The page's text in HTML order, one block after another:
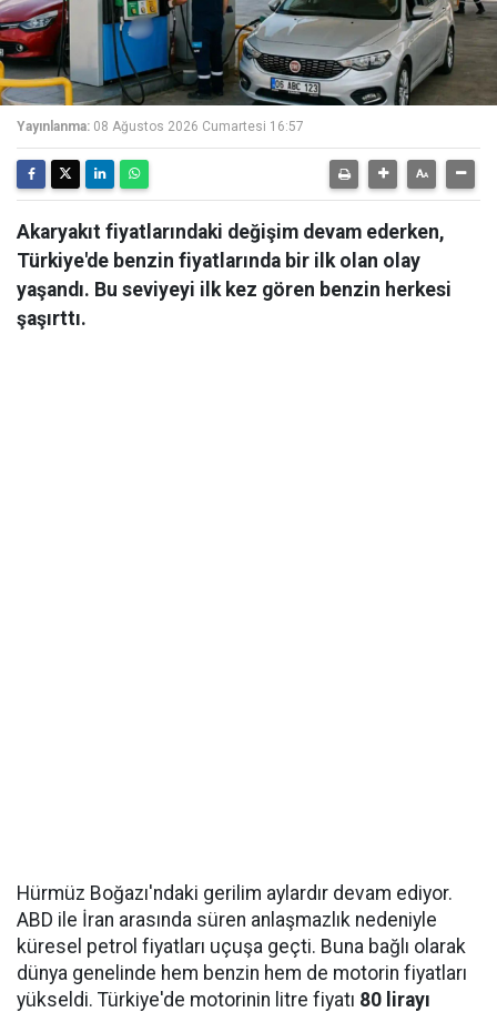
Yayınlanma: 08 Ağustos 2026 Cumartesi 16:57
Akaryakıt fiyatlarındaki değişim devam ederken,
Türkiye'de benzin fiyatlarında bir ilk olan olay
yaşandı. Bu seviyeyi ilk kez gören benzin herkesi
şaşırttı.
Hürmüz Boğazı'ndaki gerilim aylardır devam ediyor.
ABD ile İran arasında süren anlaşmazlık nedeniyle
küresel petrol fiyatları uçuşa geçti. Buna bağlı olarak
dünya genelinde hem benzin hem de motorin fiyatları
yükseldi. Türkiye'de motorinin litre fiyatı 80 lirayı